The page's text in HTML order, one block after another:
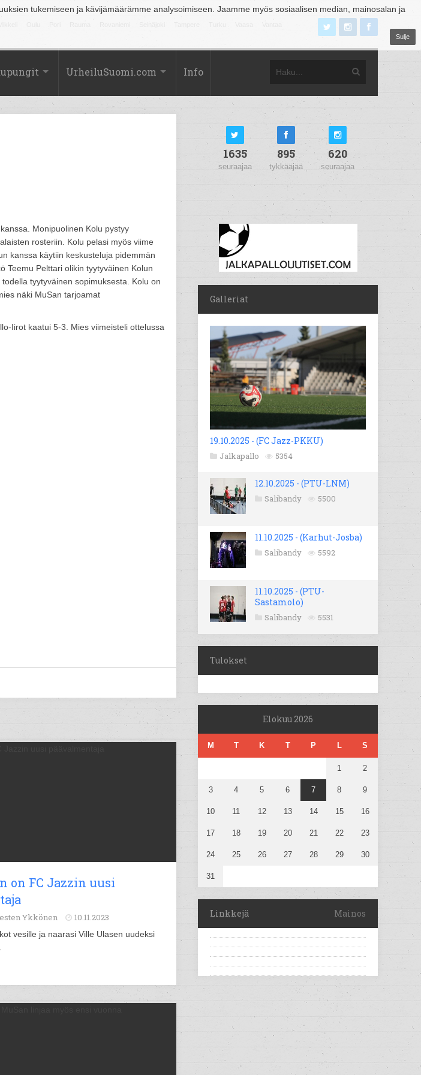
tukemiseen ja kävijämäärämme analysoimiseen. Jaamme myös sosiaalisen median, mainosalan ja
Sulje
UrheiluSuomi.com Info
Monipuolinen Kolu pystyy
rosteriin. Kolu pelasi myös viime
kanssa käytiin keskusteluja pidemmän
Teemu Pelttari olikin tyytyväinen Kolun
tyytyväinen sopimuksesta. Kolu on
näki MuSan tarjoamat
Iirot kaatui 5-3. Mies viimeisteli ottelussa
on FC Jazzin uusi
Ykkönen 10.11.2023
vesille ja naarasi Ville Ulasen uudeksi
1635
seuraajaa
895
tykkääjää
620
seuraajaa
Galleriat
19.10.2025 - (FC Jazz-PKKU)
Jalkapallo 5354
12.10.2025 - (PTU-LNM)
Salibandy 5500
11.10.2025 - (Karhut-Josba)
Salibandy 5592
11.10.2025 - (PTU-
Sastamolo)
Salibandy 5531
Tulokset
Elokuu 2026
M T K T P L S
1 2
3 4 5 6 7 8 9
10 11 12 13 14 15 16
17 18 19 20 21 22 23
24 25 26 27 28 29 30
31
Linkkejä Mainos